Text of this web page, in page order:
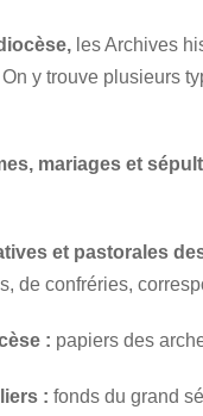
les Archives
y trouve plusieurs
mariages et
et pastorales
de confréries,
: papiers des
: fonds du grand